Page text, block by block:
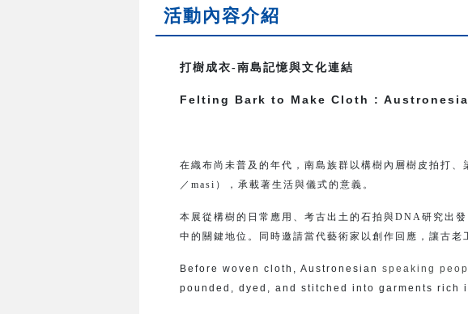
活動內容介紹
打樹成衣-南島記憶與文化連結
Felting Bark to Make Cloth :
在織布尚未普及的年代，南島族群以構樹內層樹皮拍打
／masi），承載著生活與儀式的意義。
本展從構樹的日常應用、考古出土的石拍與DNA研究出
中的關鍵地位。同時邀請當代藝術家以創作回應，讓古老
Before woven cloth, Austronesian speaking
pounded, dyed, and stitched into garments rich